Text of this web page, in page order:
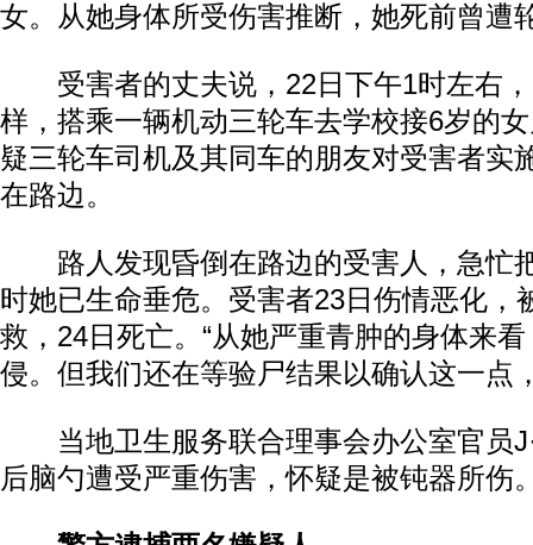
女。从她身体所受伤害推断，她死前曾遭
受害者的丈夫说，22日下午1时左右，
样，搭乘一辆机动三轮车去学校接6岁的
疑三轮车司机及其同车的朋友对受害者实
在路边。
路人发现昏倒在路边的受害人，急忙
时她已生命垂危。受害者23日伤情恶化，
救，24日死亡。“从她严重青肿的身体来
侵。但我们还在等验尸结果以确认这一点
当地卫生服务联合理事会办公室官员
后脑勺遭受严重伤害，怀疑是被钝器所伤